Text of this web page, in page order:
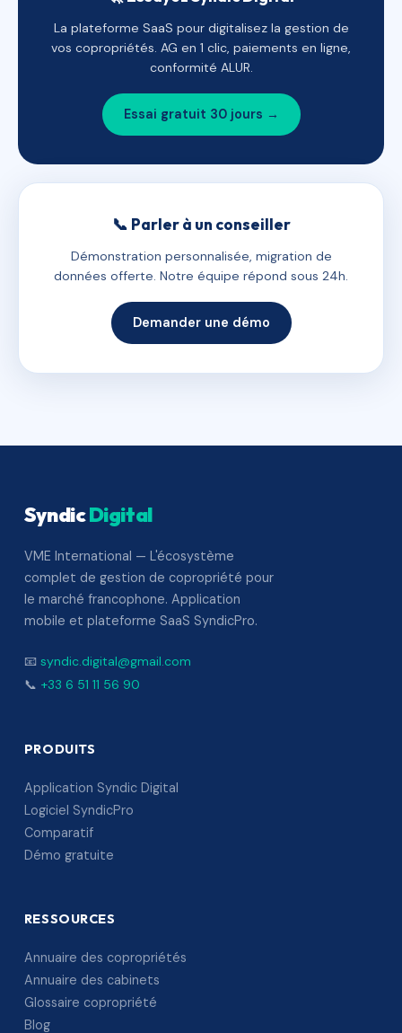
La plateforme SaaS pour digitalisez la gestion de
vos copropriétés. AG en 1 clic, paiements en ligne,
conformité ALUR.
Essai gratuit 30 jours →
📞 Parler à un conseiller
Démonstration personnalisée, migration de
données offerte. Notre équipe répond sous 24h.
Demander une démo
SyndicDigital
VME International — L'écosystème
complet de gestion de copropriété pour
le marché francophone. Application
mobile et plateforme SaaS SyndicPro.
📧 syndic.digital@gmail.com
📞 +33 6 51 11 56 90
PRODUITS
Application Syndic Digital
Logiciel SyndicPro
Comparatif
Démo gratuite
RESSOURCES
Annuaire des copropriétés
Annuaire des cabinets
Glossaire copropriété
Blog